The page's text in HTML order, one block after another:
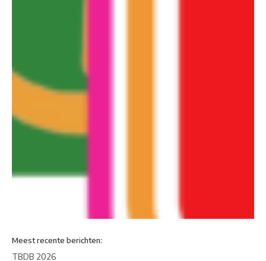
Meest recente berichten:
TBDB 2026